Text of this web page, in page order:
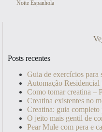
Noite Espanhola
Posts recentes
Guia de exercícios para
Automação Residencial
Como tomar creatina –
Creatina existentes no
Creatina: guia completo
O jeito mais gentil de
Pear Mule com pera e